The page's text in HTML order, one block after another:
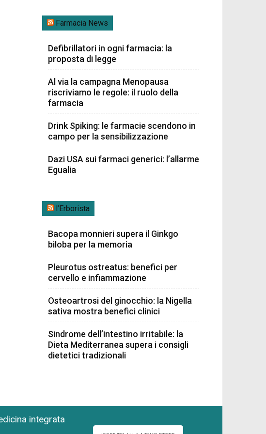
Farmacia News
Defibrillatori in ogni farmacia: la
proposta di legge
Al via la campagna Menopausa
riscriviamo le regole: il ruolo della
farmacia
Drink Spiking: le farmacie scendono in
campo per la sensibilizzazione
Dazi USA sui farmaci generici: l’allarme
Egualia
l’Erborista
Bacopa monnieri supera il Ginkgo
biloba per la memoria
Pleurotus ostreatus: benefici per
cervello e infiammazione
Osteoartrosi del ginocchio: la Nigella
sativa mostra benefici clinici
Sindrome dell’intestino irritabile: la
Dieta Mediterranea supera i consigli
dietetici tradizionali
integrata